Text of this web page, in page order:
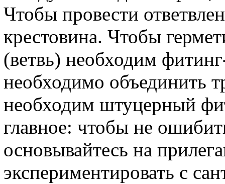
Чтобы провести
крестовина. Чтобы
(ветвь) необходим
необходимо объединить
необходим штуцерный
главное: чтобы не
основывайтесь на
экспериментировать с